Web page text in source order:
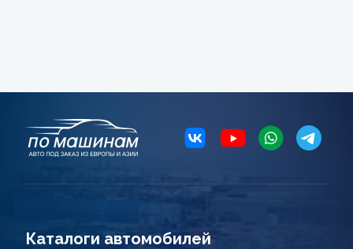
Каталоги автомобилей